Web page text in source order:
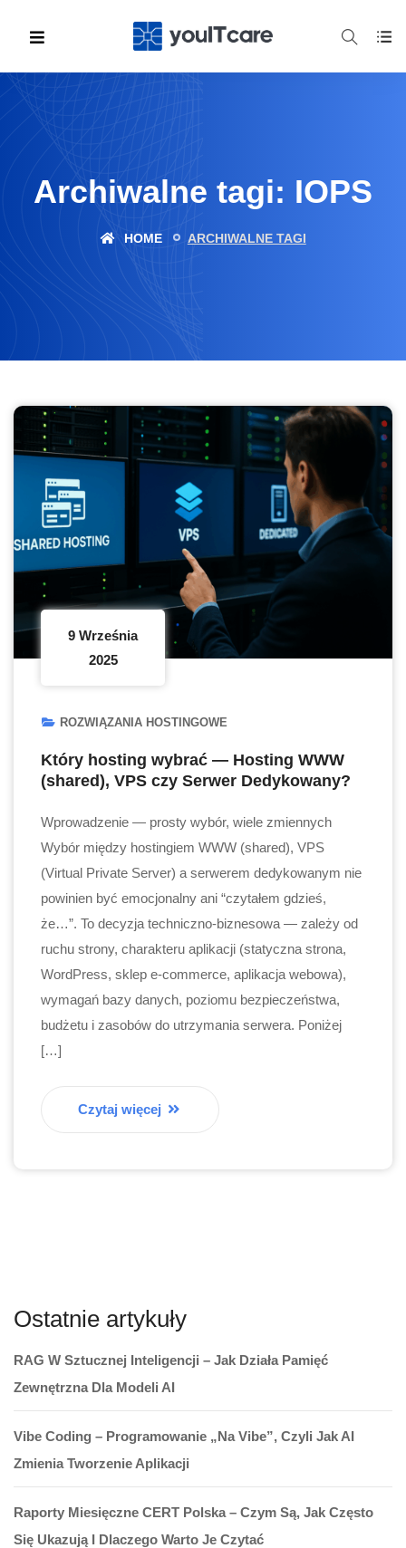
Archiwalne tagi: IOPS
HOME ARCHIWALNE TAGI
9 Września
2025
ROZWIĄZANIA HOSTINGOWE
Który hosting wybrać — Hosting WWW
(shared), VPS czy Serwer Dedykowany?
Wprowadzenie — prosty wybór, wiele zmiennych
Wybór między hostingiem WWW (shared), VPS
(Virtual Private Server) a serwerem dedykowanym nie
powinien być emocjonalny ani “czytałem gdzieś,
że…”. To decyzja techniczno-biznesowa — zależy od
ruchu strony, charakteru aplikacji (statyczna strona,
WordPress, sklep e-commerce, aplikacja webowa),
wymagań bazy danych, poziomu bezpieczeństwa,
budżetu i zasobów do utrzymania serwera. Poniżej
[…]
Czytaj więcej
Ostatnie artykuły
RAG W Sztucznej Inteligencji – Jak Działa Pamięć
Zewnętrzna Dla Modeli AI
Vibe Coding – Programowanie „na Vibe”, Czyli Jak AI
Zmienia Tworzenie Aplikacji
Raporty Miesięczne CERT Polska – Czym Są, Jak Często
Się Ukazują I Dlaczego Warto Je Czytać